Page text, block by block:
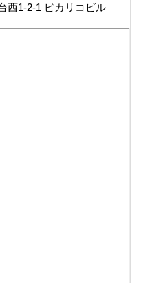
西1-2-1 ピカリコビル